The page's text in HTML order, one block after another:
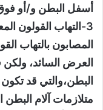
أسفل البطن و/أو فوق
3-التهاب القولون
المصابون بالتهاب
العرض السائد،
البطن،والتي قد
متلازمات آلام